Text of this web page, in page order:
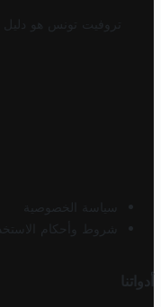
تروفيت تونس هو دليل
سياسة الخصوصية
شروط وأحكام
أدواتنا